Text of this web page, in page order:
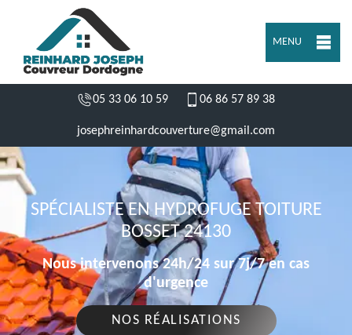
MENU
05 33 06 10 59 06 86 57 89 38
josephreinhardcouverture@gmail.com
SPÉCIALISTE EN HYDROFUGE TOITURE
BOSSET 24130
Nous intervenons 24h/24 sur 7j/7 en cas
d'urgence
NOS RÉALISATIONS